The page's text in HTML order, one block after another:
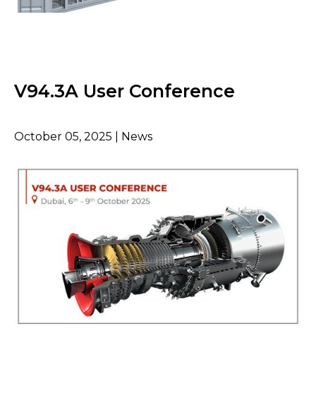
V94.3A User Conference
October 05, 2025 | News